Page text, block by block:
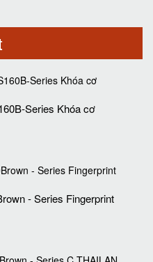
Series Khóa cơ
- Series Fingerprint